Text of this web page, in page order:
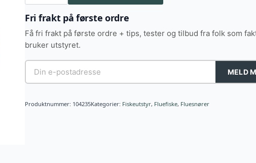
Compact
antall
Fri frakt på første ordre
Få fri frakt på første ordre + tips, tester og tilbud fra folk som
bruker utstyret.
MELD
Produktnummer: 104235Kategorier: Fiskeutstyr, Fluefiske, Fluesnører